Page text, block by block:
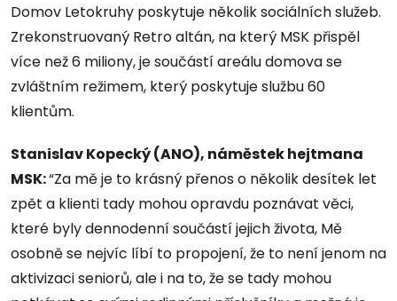
Domov Letokruhy poskytuje několik sociálních služeb.
Zrekonstruovaný Retro altán, na který MSK přispěl
více než 6 miliony, je součástí areálu domova se
zvláštním režimem, který poskytuje službu 60
klientům.
Stanislav Kopecký (ANO), náměstek hejtmana
MSK:“Za mě je to krásný přenos o několik desítek let
zpět a klienti tady mohou opravdu poznávat věci,
které byly dennodenní součástí jejich života, Mě
osobně se nejvíc líbí to propojení, že to není jenom na
aktivizaci seniorů, ale i na to, že se tady mohou